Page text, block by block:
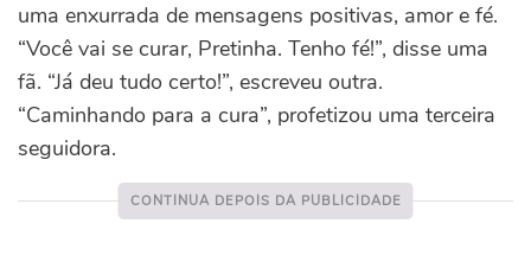
uma enxurrada de mensagens positivas, amor e fé.
“Você vai se curar, Pretinha. Tenho fé!”, disse uma
fã. “Já deu tudo certo!”, escreveu outra.
“Caminhando para a cura”, profetizou uma terceira
seguidora.